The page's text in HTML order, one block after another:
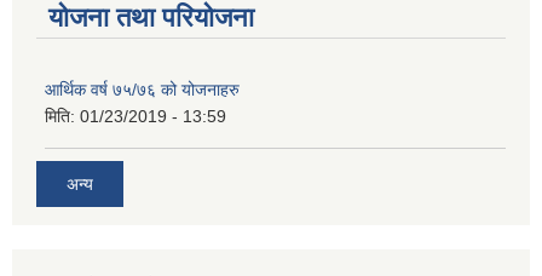
योजना तथा परियोजना
आर्थिक वर्ष ७५/७६ को योजनाहरु
मिति: 01/23/2019 - 13:59
अन्य